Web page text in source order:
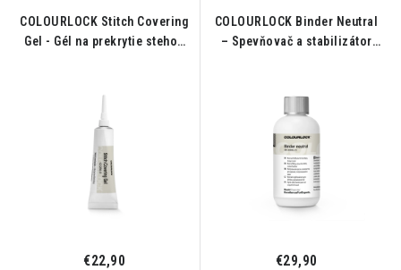
COLOURLOCK Stitch Covering
Gel - Gél na prekrytie stehov
€22,90
COLOURLOCK Binder Neutral
– Spevňovač a stabilizátor
€29,90